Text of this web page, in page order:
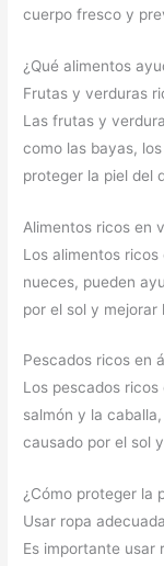
cuerpo fresco y
¿Qué alimentos
Frutas y verduras
Las frutas y
como las bayas,
proteger la piel del
Alimentos ricos en
Los alimentos
nueces, pueden
por el sol y mejorar
Pescados ricos en
Los pescados
salmón y la
causado por el sol
¿Cómo proteger la
Usar ropa adecuada
Es importante usar